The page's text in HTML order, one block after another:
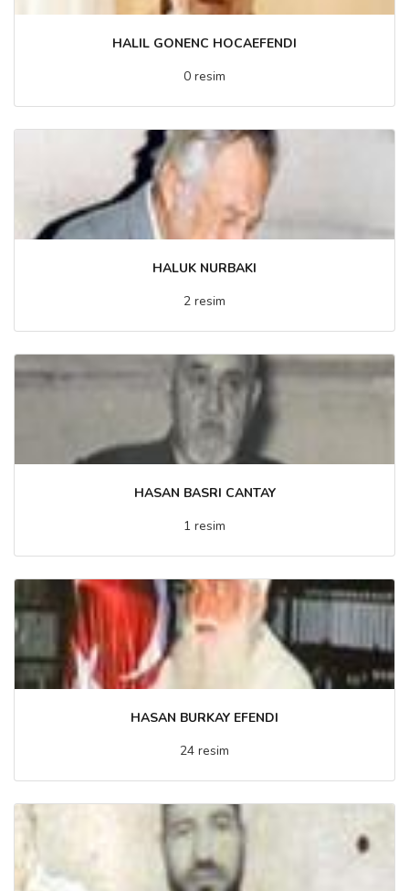
HALIL GONENC HOCAEFENDI
0 resim
HALUK NURBAKI
2 resim
HASAN BASRI CANTAY
1 resim
HASAN BURKAY EFENDI
24 resim